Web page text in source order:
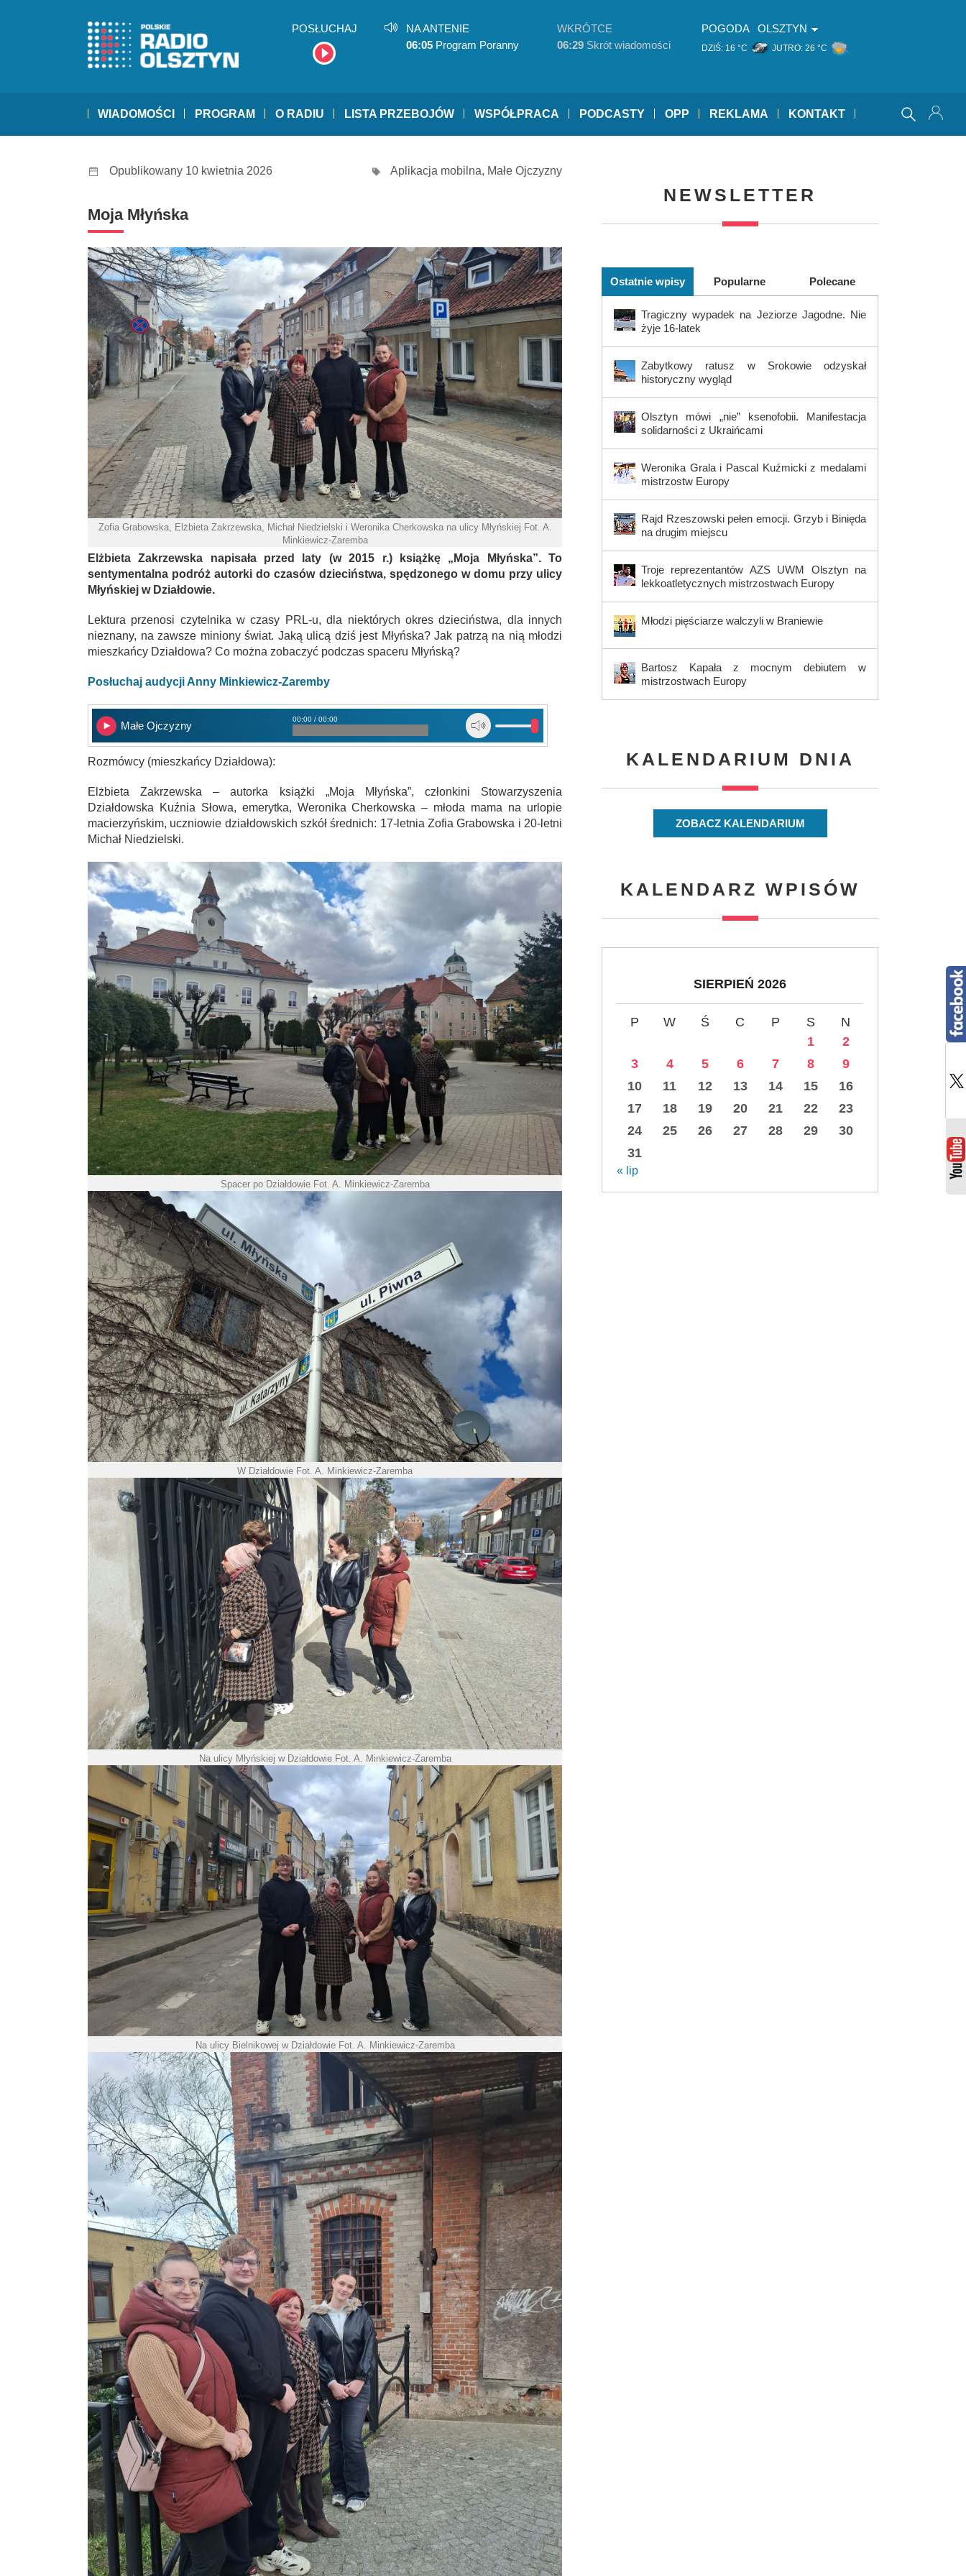
POSŁUCHAJ
NA ANTENIE
06:05 Program Poranny
WKRÓTCE
06:29 Skrót wiadomości
POGODA OLSZTYN
DZIŚ: 16 °C JUTRO: 26 °C
WIADOMOŚCI PROGRAM O RADIU LISTA PRZEBOJÓW WSPÓŁPRACA PODCASTY OPP REKLAMA KONTAKT
Opublikowany 10 kwietnia 2026 Aplikacja mobilna, Małe Ojczyzny
Moja Młyńska
Zofia Grabowska, Elżbieta Zakrzewska, Michał Niedzielski i Weronika Cherkowska na ulicy Młyńskiej Fot. A.
Minkiewicz-Zaremba
Elżbieta Zakrzewska napisała przed laty (w 2015 r.) książkę „Moja Młyńska”. To
sentymentalna podróż autorki do czasów dzieciństwa, spędzonego w domu przy ulicy
Młyńskiej w Działdowie.
Lektura przenosi czytelnika w czasy PRL-u, dla niektórych okres dzieciństwa, dla innych
nieznany, na zawsze miniony świat. Jaką ulicą dziś jest Młyńska? Jak patrzą na nią młodzi
mieszkańcy Działdowa? Co można zobaczyć podczas spaceru Młyńską?
Posłuchaj audycji Anny Minkiewicz-Zaremby
Małe Ojczyzny
00:00 / 00:00
Rozmówcy (mieszkańcy Działdowa):
Elżbieta Zakrzewska – autorka książki „Moja Młyńska”, członkini Stowarzyszenia
Działdowska Kuźnia Słowa, emerytka, Weronika Cherkowska – młoda mama na urlopie
macierzyńskim, uczniowie działdowskich szkół średnich: 17-letnia Zofia Grabowska i 20-letni
Michał Niedzielski.
Spacer po Działdowie Fot. A. Minkiewicz-Zaremba
W Działdowie Fot. A. Minkiewicz-Zaremba
Na ulicy Młyńskiej w Działdowie Fot. A. Minkiewicz-Zaremba
Na ulicy Bielnikowej w Działdowie Fot. A. Minkiewicz-Zaremba
NEWSLETTER
Ostatnie wpisy Popularne Polecane
Tragiczny wypadek na Jeziorze Jagodne. Nie
żyje 16-latek
Zabytkowy ratusz w Srokowie odzyskał
historyczny wygląd
Olsztyn mówi „nie” ksenofobii. Manifestacja
solidarności z Ukraińcami
Weronika Grala i Pascal Kuźmicki z medalami
mistrzostw Europy
Rajd Rzeszowski pełen emocji. Grzyb i Binięda
na drugim miejscu
Troje reprezentantów AZS UWM Olsztyn na
lekkoatletycznych mistrzostwach Europy
Młodzi pięściarze walczyli w Braniewie
Bartosz Kapała z mocnym debiutem w
mistrzostwach Europy
KALENDARIUM DNIA
ZOBACZ KALENDARIUM
KALENDARZ WPISÓW
SIERPIEŃ 2026
P W Ś C P S
N
1
2
3
4 5 6 7 8
9
10
11 12 13 14 15
16
17
18 19 20 21 22
23
24
25 26 27 28 29
30
31
« lip